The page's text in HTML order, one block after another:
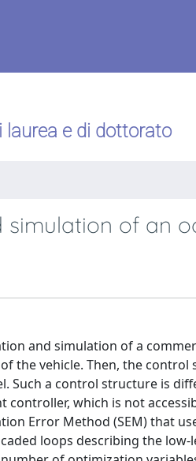
laurea e di dottorato
of an
and simulation of a
the vehicle. Then, the
a control structure is
controller, which is not
Error Method (SEM) that
loops describing the